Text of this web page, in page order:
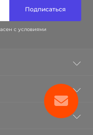
Подписаться
с условиями